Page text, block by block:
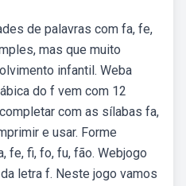
de palavras com fa, fe,
mas que muito
infantil. Weba
do f vem com 12
com as sílabas fa,
e usar. Forme
fe, fi, fo, fu, fão. Webjogo
letra f. Neste jogo vamos